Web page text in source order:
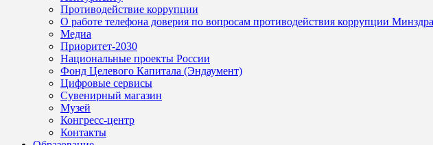
Противодействие коррупции
О работе телефона доверия по вопросам противодействия коррупции
Медиа
Приоритет-2030
Национальные проекты России
Фонд Целевого Капитала (Эндаумент)
Цифровые сервисы
Сувенирный магазин
Музей
Конгресс-центр
Контакты